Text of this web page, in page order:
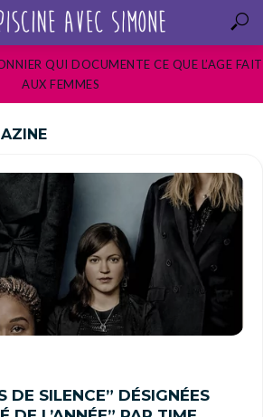
QUI DOCUMENTE CE QUE L’AGE FAIT
AUX FEMMES
DE SILENCE” DÉSIGNÉES